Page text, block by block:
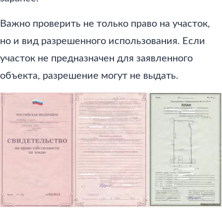
Важно проверить не только право на участок,
но и вид разрешенного использования. Если
участок не предназначен для заявленного
объекта, разрешение могут не выдать.